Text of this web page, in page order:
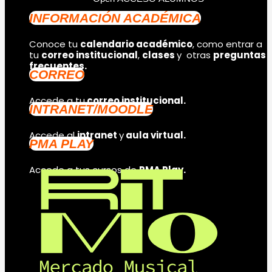
INFORMACIÓN ACADÉMICA
Conoce tu calendario académico, como entrar a
tu correo institucional, clasesy otras preguntas
frecuentes.
CORREO
Accede a tucorreo institucional.
INTRANET/MOODLE
Accede alintranetyaula virtual.
PMA PLAY
Accede a tus cursos dePMA Play.